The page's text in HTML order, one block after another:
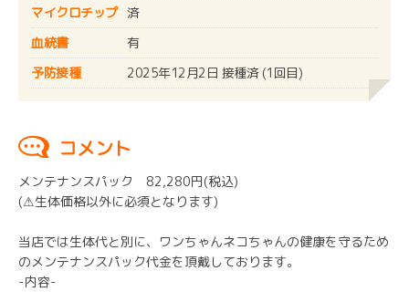
マイクロチップ 済
血統書
有
予防接種
2025年12月2日 接種済 (1回目)
コメント
メンテナンスパック 82,280円(税込)
(⚠︎生体価格以外に必須となります)
当店では生体代と別に、ワンちゃんネコちゃんの健康を守るため
のメンテナンスパック代金を頂戴しております。
-内容-